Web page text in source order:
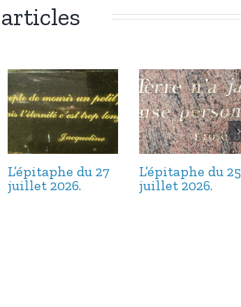
L’épitaphe du 27
juillet 2026.
L’épitaphe du 25
juillet 2026.